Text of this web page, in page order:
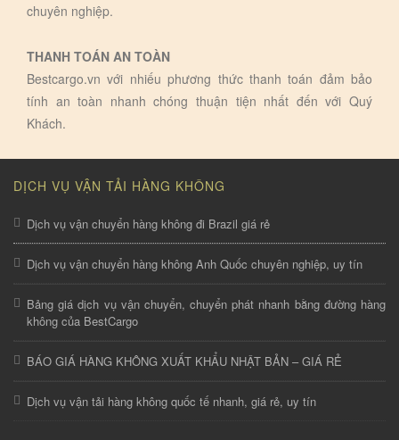
chuyên nghiệp.
THANH TOÁN AN TOÀN
Bestcargo.vn với nhiếu phương thức thanh toán đảm bảo
tính an toàn nhanh chóng thuận tiện nhất đến với Quý
Khách.
DỊCH VỤ VẬN TẢI HÀNG KHÔNG
Dịch vụ vận chuyển hàng không đi Brazil giá rẻ
Dịch vụ vận chuyển hàng không Anh Quốc chuyên nghiệp, uy tín
Bảng giá dịch vụ vận chuyển, chuyển phát nhanh bằng đường hàng
không của BestCargo
BÁO GIÁ HÀNG KHÔNG XUẤT KHẨU NHẬT BẢN – GIÁ RẺ
Dịch vụ vận tải hàng không quốc tế nhanh, giá rẻ, uy tín